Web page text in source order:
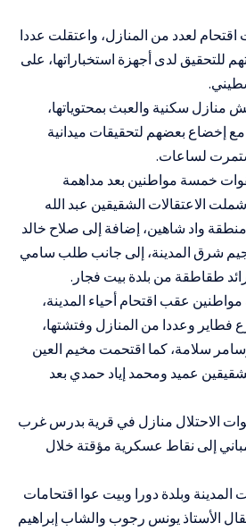
لعدد من المنازل، واعتقلت عددا
للتحقيق لدى أجهزة استخباراتها، على
منازل سكنية والعبث بمحتوياتها،
مع إخضاع بعضهم لتحقيقات ميدانية
لساعات.
خمسة مواطنين بعد مداهمة
الاعتقالات الشقيقين عبد الله
واد شاهين، إضافة إلى صلاح خالد
شرق المدينة، إلى جانب طلب سامي
طقاطقة من بلدة بيت فجار.
عقب اقتحام أحياء المدينة،
وعددا من المنازل وفتشتها،
سلامة، كما اقتحمت مخيم العين
عميد ومحمد إياد حمدي بعد
الاحتلال منازل في قرية بدرس غرب
إلى نقاط عسكرية مؤقتة خلال
وبلدة دورا وبيت عوا اقتحامات
الأستاذ يونس رجوب والشاب إبراهيم